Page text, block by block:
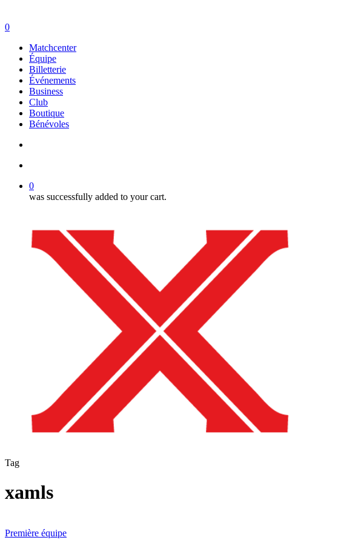
search
account
0
Matchcenter
Équipe
Billetterie
Événements
Business
Club
Boutique
Bénévoles
0
was successfully added to your cart.
Tag
xamls
en
Première équipe